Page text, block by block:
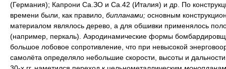
(Германия); Капрони Са.ЗО и Са.42 (Италия) и др. По
времени были, как правило, бипланами; основным
материалом являлось дерево, а для обшивки применялось
(например, перкаль). Аэродинамические формы
большое лобовое сопротивление, что при невысокой
самолёта определяло небольшие скорости, высоты и